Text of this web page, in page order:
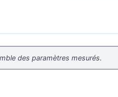
des paramètres mesurés.